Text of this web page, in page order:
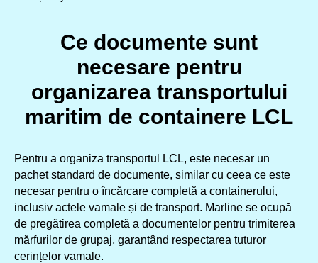
Ce documente sunt
necesare pentru
organizarea transportului
maritim de containere LCL
Pentru a organiza transportul LCL, este necesar un
pachet standard de documente, similar cu ceea ce este
necesar pentru o încărcare completă a containerului,
inclusiv actele vamale și de transport. Marline se ocupă
de pregătirea completă a documentelor pentru trimiterea
mărfurilor de grupaj, garantând respectarea tuturor
cerințelor vamale.